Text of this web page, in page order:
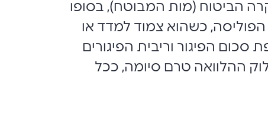
הביטוח (מות המבוטח), בסופו
כשהוא צמוד למדד או
הפיגור וריבית הפיגורים
בגין סילוק ההלוואה טרם סיומה, ככל